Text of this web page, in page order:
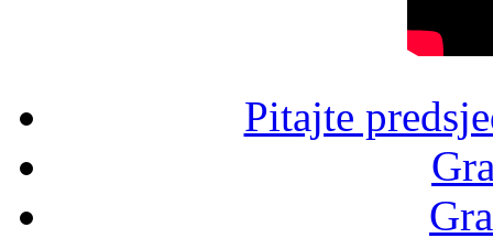
Pitajte